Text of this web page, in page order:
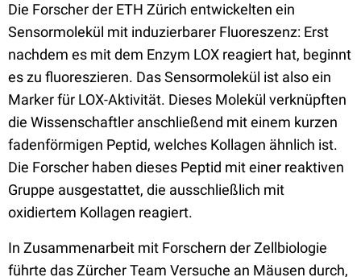
Die Forscher der ETH Zürich entwickelten ein
Sensormolekül mit induzierbarer Fluoreszenz: Erst
nachdem es mit dem Enzym LOX reagiert hat, beginnt
es zu fluoreszieren. Das Sensormolekül ist also ein
Marker für LOX-Aktivität. Dieses Molekül verknüpften
die Wissenschaftler anschließend mit einem kurzen
fadenförmigen Peptid, welches Kollagen ähnlich ist.
Die Forscher haben dieses Peptid mit einer reaktiven
Gruppe ausgestattet, die ausschließlich mit
oxidiertem Kollagen reagiert.
In Zusammenarbeit mit Forschern der Zellbiologie
führte das Zürcher Team Versuche an Mäusen durch,